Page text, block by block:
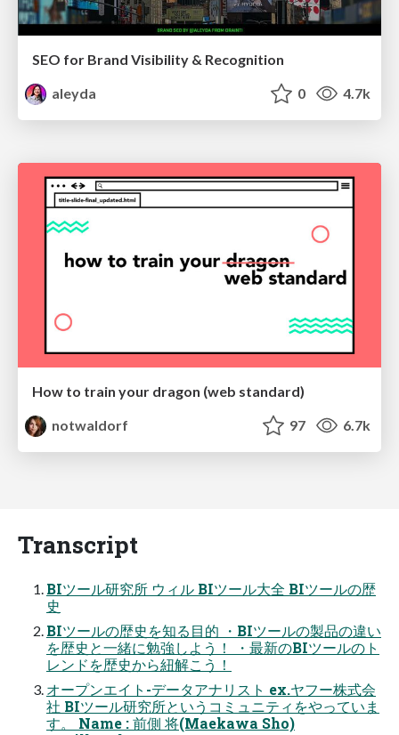
SEO for Brand Visibility & Recognition
aleyda
0 4.7k
How to train your dragon (web standard)
notwaldorf
97 6.7k
Transcript
BIツール研究所 ウィル BIツール大全 BIツールの歴
史
BIツールの歴史を知る目的 ・BIツールの製品の違い
を歴史と一緒に勉強しよう！ ・最新のBIツールのト
レンドを歴史から紐解こう！
オープンエイト-データアナリスト ex.ヤフー株式会
社 BIツール研究所というコミュニティをやっていま
す。 Name : 前側 将(Maekawa Sho)